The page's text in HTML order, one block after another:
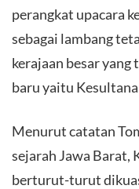
perangkat upacara
sebagai lambang
kerajaan besar
baru yaitu
Menurut catatan
sejarah Jawa Barat,
berturut-turut